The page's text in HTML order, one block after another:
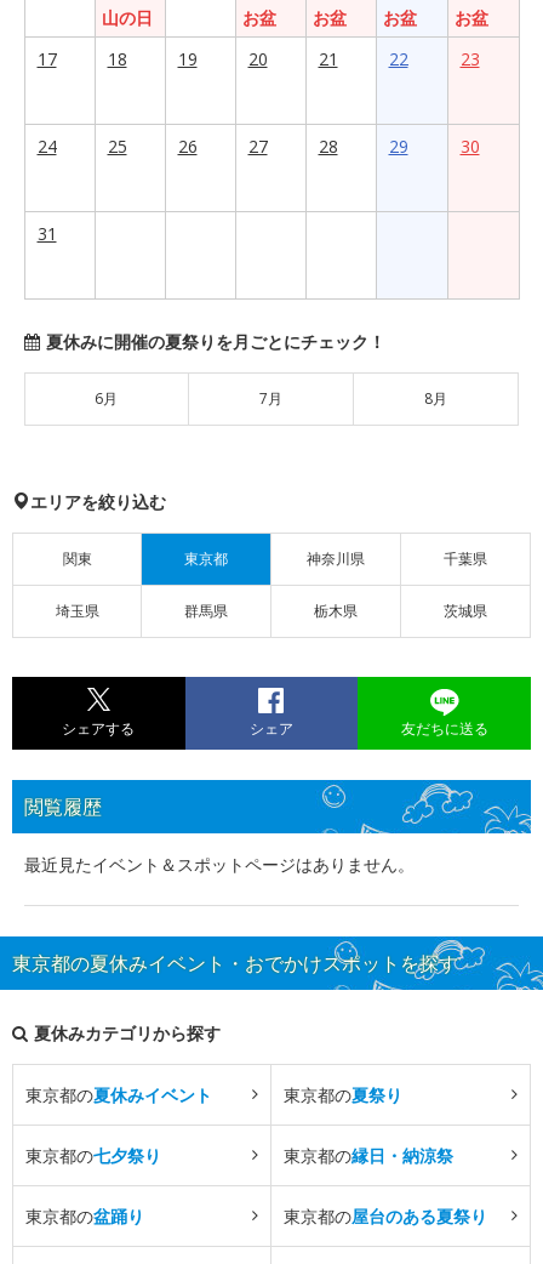
山の日
お盆
お盆
お盆
お盆
17
18 19 20 21 22 23
24 25 26 27 28 29 30
31
夏休みに開催の夏祭りを月ごとにチェック！
6月 7月 8月
エリアを絞り込む
関東 東京都 神奈川県 千葉県
埼玉県 群馬県 栃木県 茨城県
シェアする シェア 友だちに送る
閲覧履歴
最近見たイベント＆スポットページはありません。
東京都の夏休みイベント・おでかけスポットを探す
夏休みカテゴリから探す
東京都の夏休みイベント 東京都の夏祭り
東京都の七夕祭り 東京都の縁日・納涼祭
東京都の盆踊り 東京都の屋台のある夏祭り